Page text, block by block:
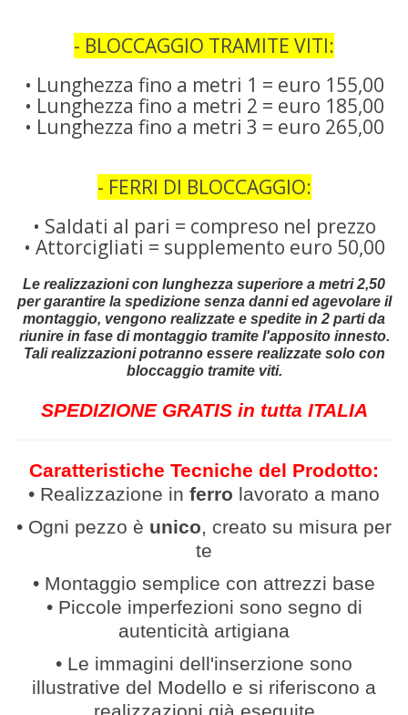
- BLOCCAGGIO TRAMITE VITI:
• Lunghezza fino a metri 1 = euro 155,00
• Lunghezza fino a metri 2 = euro 185,00
• Lunghezza fino a metri 3 = euro 265,00
- FERRI DI BLOCCAGGIO:
• Saldati al pari = compreso nel prezzo
• Attorcigliati = supplemento euro 50,00
Le realizzazioni con lunghezza superiore a metri 2,50
per garantire la spedizione senza danni ed agevolare il
montaggio, vengono realizzate e spedite in 2 parti da
riunire in fase di montaggio tramite l'apposito innesto.
Tali realizzazioni potranno essere realizzate solo con
bloccaggio tramite viti.
SPEDIZIONE GRATIS in tutta ITALIA
Caratteristiche Tecniche del Prodotto:
• Realizzazione in ferro lavorato a mano
• Ogni pezzo è unico, creato su misura per
te
• Montaggio semplice con attrezzi base
• Piccole imperfezioni sono segno di
autenticità artigiana
• Le immagini dell'inserzione sono
illustrative del Modello e si riferiscono a